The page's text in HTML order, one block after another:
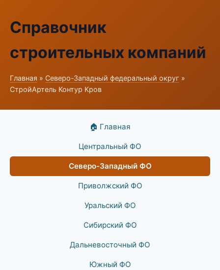
Справочник
строительных компаний
Главная » Северо-Западный федеральный округ »
СтройАртель Контур Кров
🏠 Главная
Центральный ФО
Северо-Западный ФО
Приволжский ФО
Уральский ФО
Сибирский ФО
Дальневосточный ФО
Южный ФО